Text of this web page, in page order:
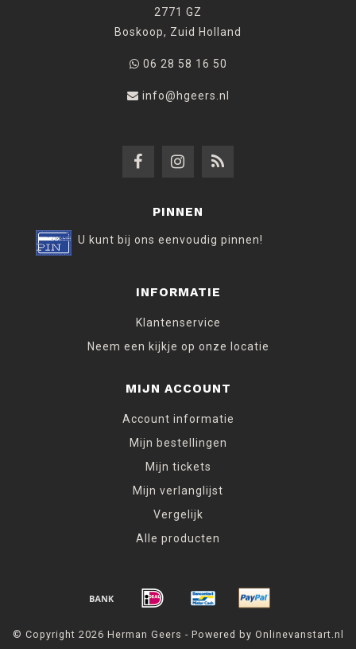
2771 GZ
Boskoop, Zuid Holland
06 28 58 16 50
info@hgeers.nl
PINNEN
U kunt bij ons eenvoudig pinnen!
INFORMATIE
Klantenservice
Neem een kijkje op onze locatie
MIJN ACCOUNT
Account informatie
Mijn bestellingen
Mijn tickets
Mijn verlanglijst
Vergelijk
Alle producten
© Copyright 2026 Herman Geers - Powered by Onlinevanstart.nl